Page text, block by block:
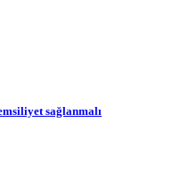
sağlanmalı